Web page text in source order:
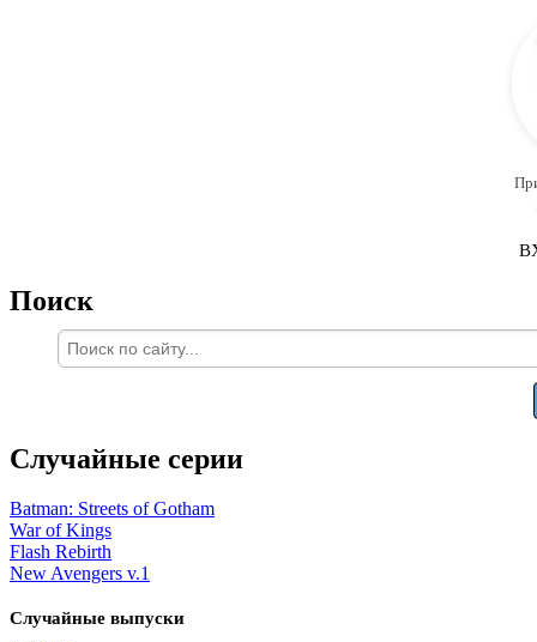
Поиск
Случайные серии
Batman: Streets of Gotham
War of Kings
Flash Rebirth
New Avengers v.1
Случайные выпуски